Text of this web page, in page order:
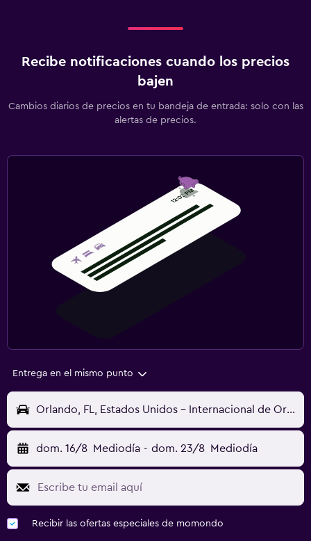
Recibe notificaciones cuando los precios
bajen
Cambios diarios de precios en tu bandeja de entrada: solo con las
alertas de precios.
Entrega en el mismo punto
Orlando, FL, Estados Unidos - Internacional de Orlando (MCO)
dom. 16/8 Mediodía - dom. 23/8 Mediodía
Recibir las ofertas especiales de momondo